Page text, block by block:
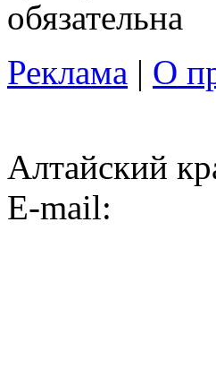
обязательна
Реклама | О
Алтайский
E-mail: